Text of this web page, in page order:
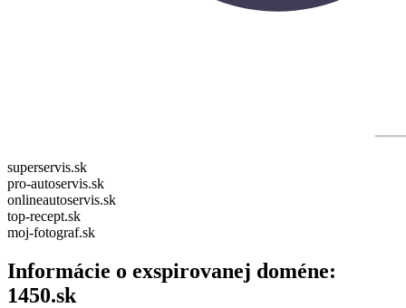
superservis.sk
pro-autoservis.sk
onlineautoservis.sk
top-recept.sk
moj-fotograf.sk
Informácie o exspirovanej doméne:
1450.sk